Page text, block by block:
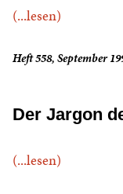
(...lesen)
Heft 558, September
Der Jargon
(...lesen)